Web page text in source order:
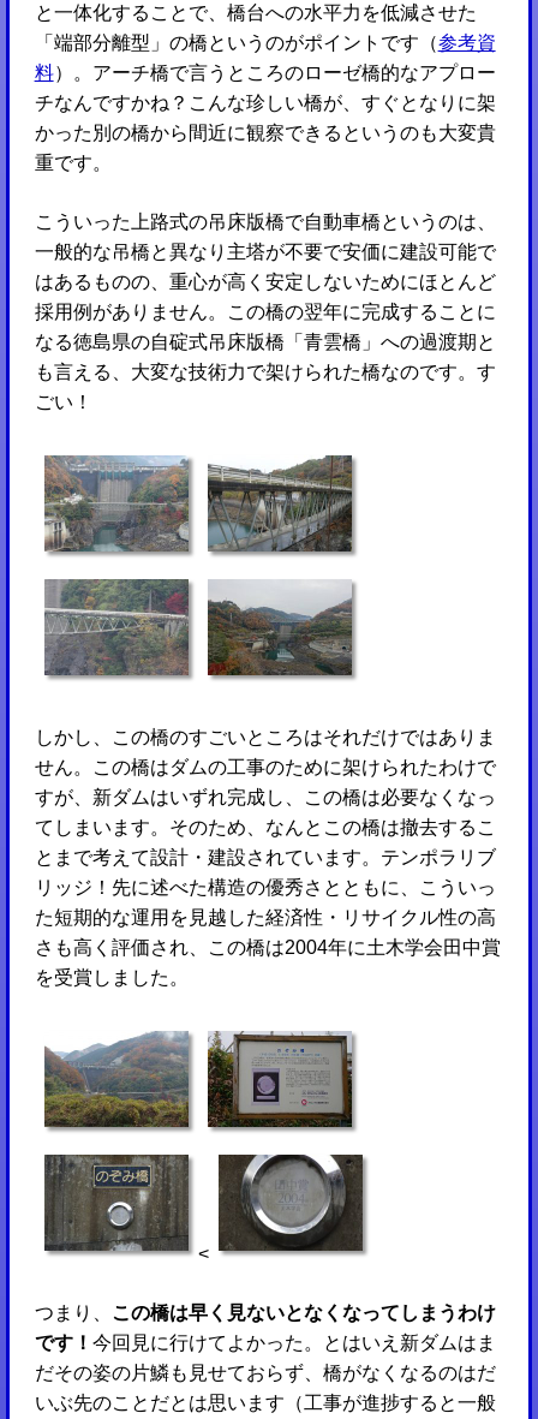
と一体化することで、橋台への水平力を低減させた
「端部分離型」の橋というのがポイントです（参考資
料）。アーチ橋で言うところのローゼ橋的なアプロー
チなんですかね？こんな珍しい橋が、すぐとなりに架
かった別の橋から間近に観察できるというのも大変貴
重です。
こういった上路式の吊床版橋で自動車橋というのは、
一般的な吊橋と異なり主塔が不要で安価に建設可能で
はあるものの、重心が高く安定しないためにほとんど
採用例がありません。この橋の翌年に完成することに
なる徳島県の自碇式吊床版橋「青雲橋」への過渡期と
も言える、大変な技術力で架けられた橋なのです。す
ごい！
しかし、この橋のすごいところはそれだけではありま
せん。この橋はダムの工事のために架けられたわけで
すが、新ダムはいずれ完成し、この橋は必要なくなっ
てしまいます。そのため、なんとこの橋は撤去するこ
とまで考えて設計・建設されています。テンポラリブ
リッジ！先に述べた構造の優秀さとともに、こういっ
た短期的な運用を見越した経済性・リサイクル性の高
さも高く評価され、この橋は2004年に土木学会田中賞
を受賞しました。
<
つまり、 この橋は早く見ないとなくなってしまうわけ
です！ 今回見に行けてよかった。とはいえ新ダムはま
だその姿の片鱗も見せておらず、橋がなくなるのはだ
いぶ先のことだとは思います（工事が進捗すると一般